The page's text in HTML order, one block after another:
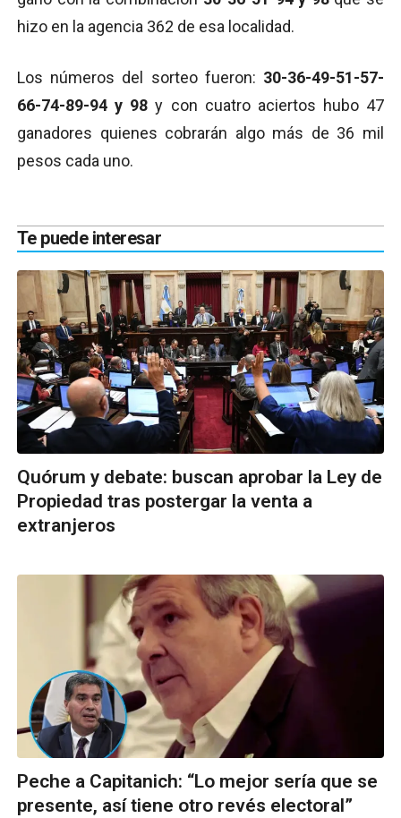
hizo en la agencia 362 de esa localidad.
Los números del sorteo fueron: 30-36-49-51-57-
66-74-89-94 y 98 y con cuatro aciertos hubo 47
ganadores quienes cobrarán algo más de 36 mil
pesos cada uno.
Te puede interesar
Quórum y debate: buscan aprobar la Ley de
Propiedad tras postergar la venta a
extranjeros
Peche a Capitanich: “Lo mejor sería que se
presente, así tiene otro revés electoral”